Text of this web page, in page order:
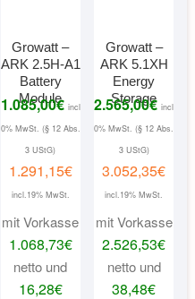
Growatt –
ARK 2.5H-A1
Battery
Module
1.085,00€ incl
0% MwSt. (§ 12 Abs.
3 UStG)
1.291,15€
incl.19% MwSt.
mit Vorkasse
1.068,73€
netto und
16,28€
Growatt –
ARK 5.1XH
Energy
Storage
2.565,00€ incl
0% MwSt. (§ 12 Abs.
3 UStG)
3.052,35€
incl.19% MwSt.
mit Vorkasse
2.526,53€
netto und
38,48€